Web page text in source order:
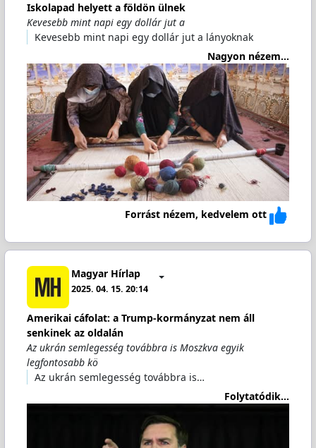
Iskolapad helyett a földön ülnek
Kevesebb mint napi egy dollár jut a
Kevesebb mint napi egy dollár jut a lányoknak
Nagyon nézem...
Forrást nézem, kedvelem ott
Magyar Hírlap
2025. 04. 15. 20:14
Amerikai cáfolat: a Trump-kormányzat nem áll
senkinek az oldalán
Az ukrán semlegesség továbbra is Moszkva egyik
legfontosabb kö
Az ukrán semlegesség továbbra is…
Folytatódik...